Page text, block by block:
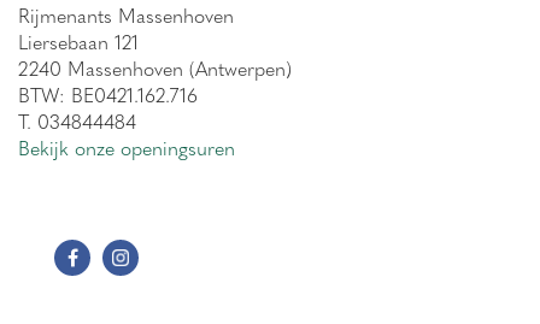
Rijmenants Massenhoven
Liersebaan 121
2240 Massenhoven (Antwerpen)
BTW: BE0421.162.716
T. 034844484
Bekijk onze openingsuren